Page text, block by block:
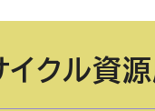
イクル資